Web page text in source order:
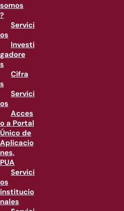
somos
?
Servici
os
Investi
gadore
s
Cifra
s
Servici
os
Acces
o a Portal
Único de
Aplicacio
nes,
PUA
Servici
os
institucio
nales